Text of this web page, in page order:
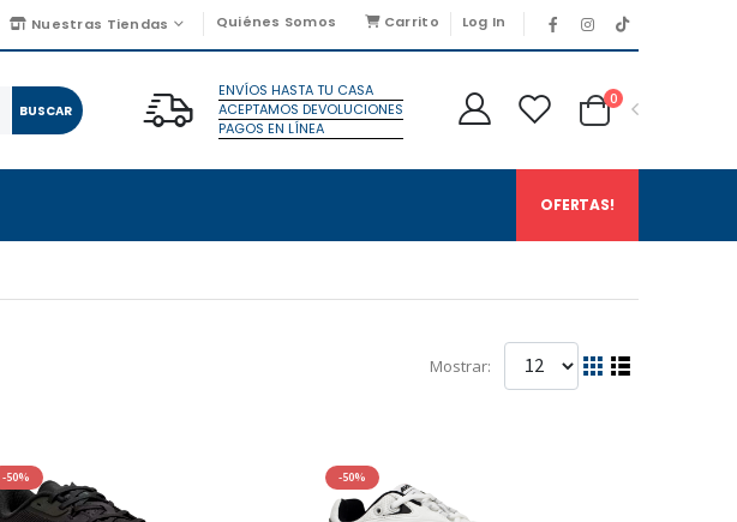
Nuestras Tiendas Quiénes Somos Carrito Log In
BUSCAR
ENVÍOS HASTA TU CASA
ACEPTAMOS DEVOLUCIONES
PAGOS EN LÍNEA
0
OFERTAS!
Mostrar:
-50% -50%